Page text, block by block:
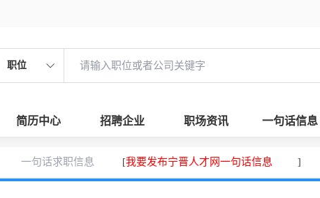
职位
简历中心 招聘企业 职场资讯 一句话信息
一句话求职信息 [我要发布宁晋人才网一句话信息 ]